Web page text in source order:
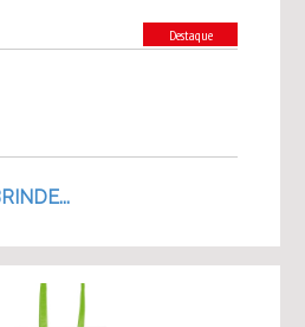
Destaque